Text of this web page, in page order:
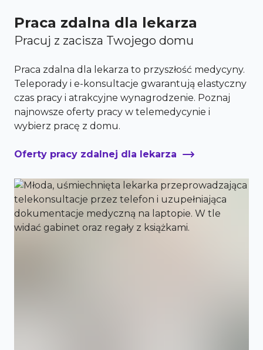
Praca zdalna dla lekarza
Pracuj z zacisza Twojego domu
Praca zdalna dla lekarza to przyszłość medycyny.
Teleporady i e-konsultacje gwarantują elastyczny
czas pracy i atrakcyjne wynagrodzenie. Poznaj
najnowsze oferty pracy w telemedycynie i
wybierz pracę z domu.
Oferty pracy zdalnej dla lekarza